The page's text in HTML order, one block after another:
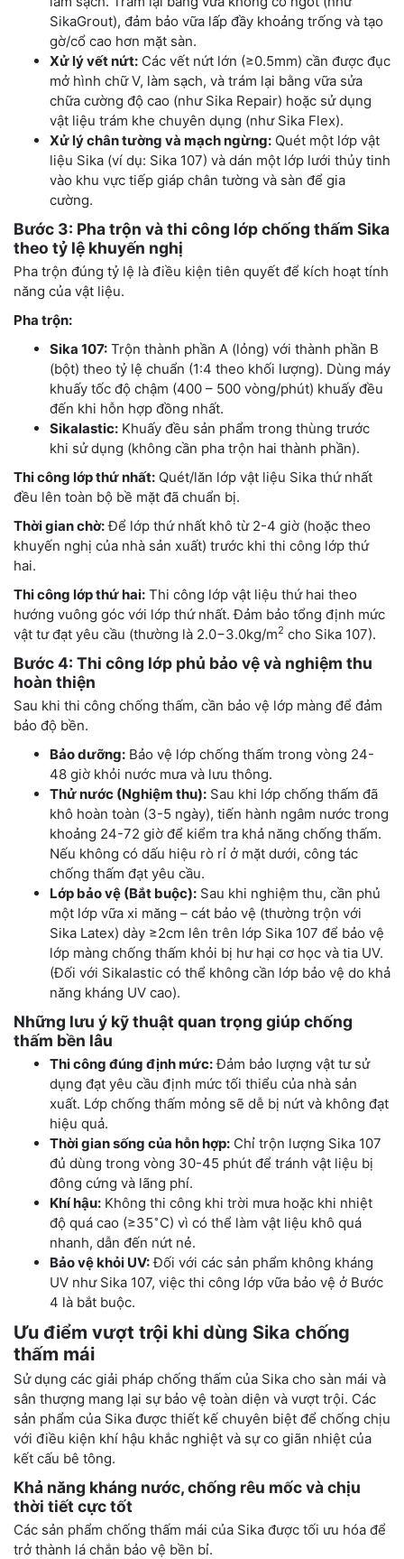
SikaGrout), đảm bảo vữa lấp đầy khoảng trống và tạo
gờ/cổ cao hơn mặt sàn.
Xử lý vết nứt: Các vết nứt lớn (≥0.5mm) cần được đục
mở hình chữ V, làm sạch, và trám lại bằng vữa sửa
chữa cường độ cao (như Sika Repair) hoặc sử dụng
vật liệu trám khe chuyên dụng (như Sika Flex).
Xử lý chân tường và mạch ngừng: Quét một lớp vật
liệu Sika (ví dụ: Sika 107) và dán một lớp lưới thủy tinh
vào khu vực tiếp giáp chân tường và sàn để gia
cường.
Bước 3: Pha trộn và thi công lớp chống thấm Sika
theo tỷ lệ khuyến nghị
Pha trộn đúng tỷ lệ là điều kiện tiên quyết để kích hoạt tính
năng của vật liệu.
Pha trộn:
Sika 107: Trộn thành phần A (lỏng) với thành phần B
(bột) theo tỷ lệ chuẩn (1:4 theo khối lượng). Dùng máy
khuấy tốc độ chậm (400 – 500 vòng/phút) khuấy đều
đến khi hỗn hợp đồng nhất.
Sikalastic: Khuấy đều sản phẩm trong thùng trước
khi sử dụng (không cần pha trộn hai thành phần).
Thi công lớp thứ nhất: Quét/lăn lớp vật liệu Sika thứ nhất
đều lên toàn bộ bề mặt đã chuẩn bị.
Thời gian chờ:Để lớp thứ nhất khô từ 2-4 giờ (hoặc theo
khuyến nghị của nhà sản xuất) trước khi thi công lớp thứ
hai.
Thi công lớp thứ hai: Thi công lớp vật liệu thứ hai theo
hướng vuông góc với lớp thứ nhất. Đảm bảo tổng định mức
vật tư đạt yêu cầu (thường là 2.0−3.0kg/m2 cho Sika 107).
Bước 4: Thi công lớp phủ bảo vệ và nghiệm thu
hoàn thiện
Sau khi thi công chống thấm, cần bảo vệ lớp màng để đảm
bảo độ bền.
Bảo dưỡng: Bảo vệ lớp chống thấm trong vòng 24-
48 giờ khỏi nước mưa và lưu thông.
Thử nước (Nghiệm thu): Sau khi lớp chống thấm đã
khô hoàn toàn (3-5 ngày), tiến hành ngâm nước trong
khoảng 24-72 giờ để kiểm tra khả năng chống thấm.
Nếu không có dấu hiệu rò rỉ ở mặt dưới, công tác
chống thấm đạt yêu cầu.
Lớp bảo vệ (Bắt buộc): Sau khi nghiệm thu, cần phủ
một lớp vữa xi măng – cát bảo vệ (thường trộn với
Sika Latex) dày ≥2cm lên trên lớp Sika 107 để bảo vệ
lớp màng chống thấm khỏi bị hư hại cơ học và tia UV.
(Đối với Sikalastic có thể không cần lớp bảo vệ do khả
năng kháng UV cao).
Những lưu ý kỹ thuật quan trọng giúp chống
thấm bền lâu
Thi công đúng định mức:Đảm bảo lượng vật tư sử
dụng đạt yêu cầu định mức tối thiểu của nhà sản
xuất. Lớp chống thấm mỏng sẽ dễ bị nứt và không đạt
hiệu quả.
Thời gian sống của hỗn hợp: Chỉ trộn lượng Sika 107
đủ dùng trong vòng 30-45 phút để tránh vật liệu bị
đông cứng và lãng phí.
Khí hậu: Không thi công khi trời mưa hoặc khi nhiệt
độ quá cao (≥35∘ C) vì có thể làm vật liệu khô quá
nhanh, dẫn đến nứt nẻ.
Bảo vệ khỏi UV:Đối với các sản phẩm không kháng
UV như Sika 107, việc thi công lớp vữa bảo vệ ở Bước
4 là bắt buộc.
Ưu điểm vượt trội khi dùng Sika chống
thấm mái
Sử dụng các giải pháp chống thấm của Sika cho sàn mái và
sân thượng mang lại sự bảo vệ toàn diện và vượt trội. Các
sản phẩm của Sika được thiết kế chuyên biệt để chống chịu
với điều kiện khí hậu khắc nghiệt và sự co giãn nhiệt của
kết cấu bê tông.
Khả năng kháng nước, chống rêu mốc và chịu
thời tiết cực tốt
Các sản phẩm chống thấm mái của Sika được tối ưu hóa để
trở thành lá chắn bảo vệ bền bỉ.